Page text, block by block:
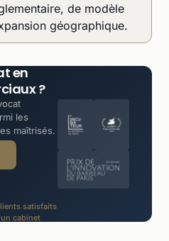
de modèle
géographique.
en
?
les
maîtrisés.
satisfaits
cabinet